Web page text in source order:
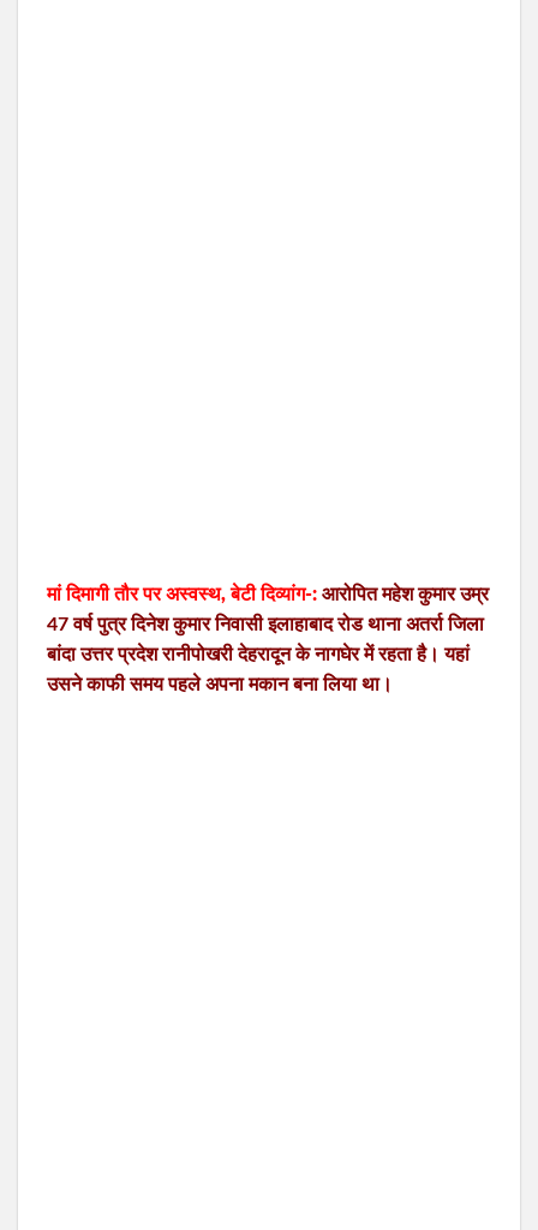
मां दिमागी तौर पर अस्वस्थ, बेटी दिव्यांग-: आरोपित महेश कुमार उम्र
47 वर्ष पुत्र दिनेश कुमार निवासी इलाहाबाद रोड थाना अतर्रा जिला
बांदा उत्तर प्रदेश रानीपोखरी देहरादून के नागघेर में रहता है। यहां
उसने काफी समय पहले अपना मकान बना लिया था।